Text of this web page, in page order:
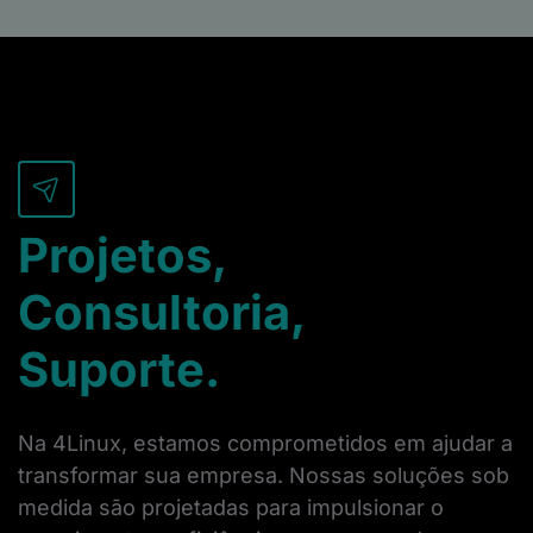
Projetos,
Consultoria,
Suporte.
Na 4Linux, estamos comprometidos em ajudar a
transformar sua empresa. Nossas soluções sob
medida são projetadas para impulsionar o